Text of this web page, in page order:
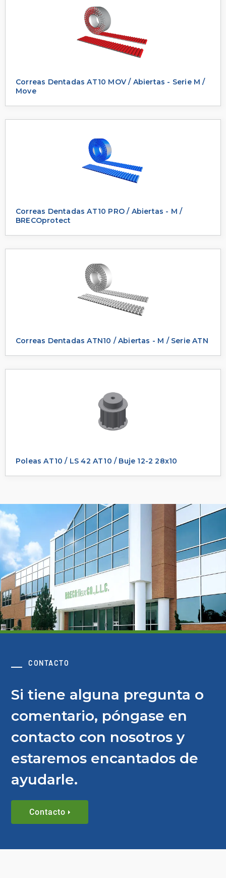
Correas Dentadas AT10 MOV / Abiertas - Serie M /
Move
Correas Dentadas AT10 PRO / Abiertas - M /
BRECOprotect
Correas Dentadas ATN10 / Abiertas - M / Serie ATN
Poleas AT10 / LS 42 AT10 / Buje 12-2 28x10
CONTACTO
Si tiene alguna pregunta o
comentario, póngase en
contacto con nosotros y
estaremos encantados de
ayudarle.
Contacto